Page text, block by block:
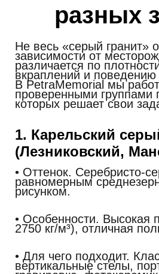
разных
Не весь «серый гранит»
зависимости от
различается по
вкраплений и поведению
В PetraMemorial мы
проверенными группами
которых решает свои
1. Карельский
(Лезниковский,
• Оттенок. Серебристо-
равномерным
рисунком.
• Особенности. Высокая
2750 кг/м³), отличная
• Для чего подходит.
вертикальные стелы,